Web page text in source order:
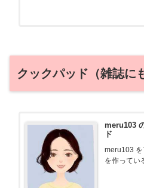
親近感わ
クックパッド（雑誌に
meru103
ド
meru103
を作ってい